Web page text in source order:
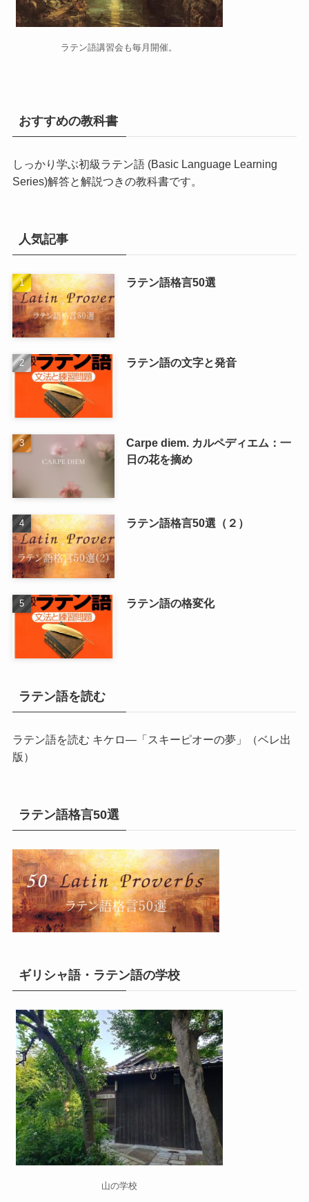
ラテン語講習会 も毎月開催。
おすすめの教科書
しっかり学ぶ初級ラテン語 (Basic Language Learning
Series)解答と解説つきの教科書です。
人気記事
ラテン語格言50選
ラテン語の文字と発音
Carpe diem. カルペディエム：一
日の花を摘め
ラテン語格言50選（２）
ラテン語の格変化
ラテン語を読む
ラテン語を読む キケロ―「スキーピオーの夢」
（ベレ出
版）
ラテン語格言50選
ギリシャ語・ラテン語の学校
山の学校